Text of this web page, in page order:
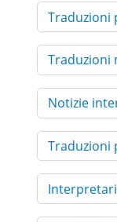
Traduzioni
Traduzioni
Notizie
Traduzioni